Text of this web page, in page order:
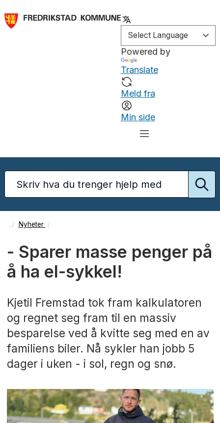
Powered by
Translate
Meld fra
Min side
Nyheter
- Sparer masse penger på
å ha el-sykkel!
Kjetil Fremstad tok fram kalkulatoren
og regnet seg fram til en massiv
besparelse ved å kvitte seg med en av
familiens biler. Nå sykler han jobb 5
dager i uken - i sol, regn og snø.